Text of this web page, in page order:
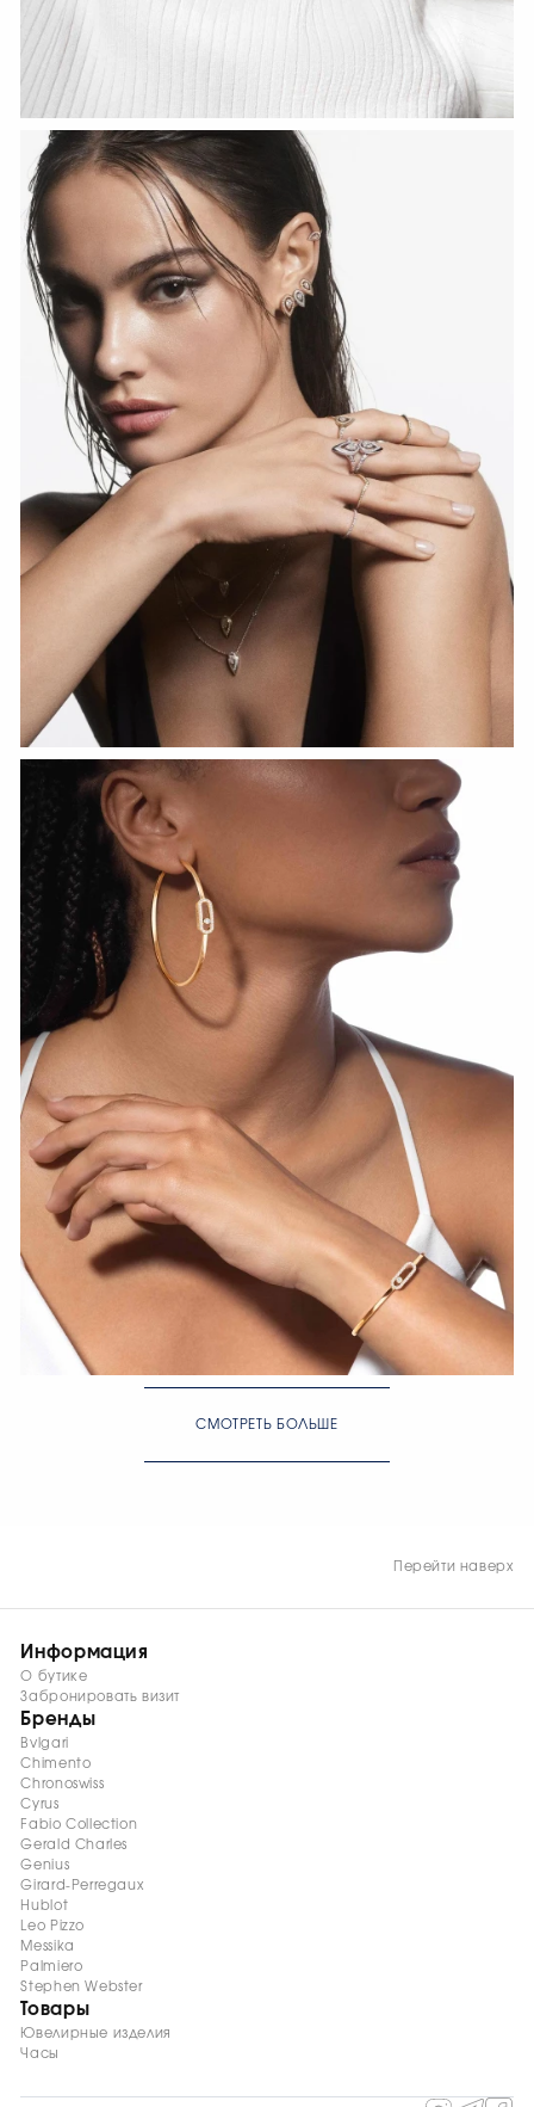
СМОТРЕТЬ СЕЙЧАС
СМОТРЕТЬ СЕЙЧАС
СМОТРЕТЬ БОЛЬШЕ
Перейти наверх
Информация
О бутике
Забронировать визит
Бренды
Bvlgari
Chimento
Chronoswiss
Cyrus
Fabio Collection
Gerald Charles
Genius
Girard-Perregaux
Hublot
Leo Pizzo
Messika
Palmiero
Stephen Webster
Товары
Ювелирные изделия
Часы